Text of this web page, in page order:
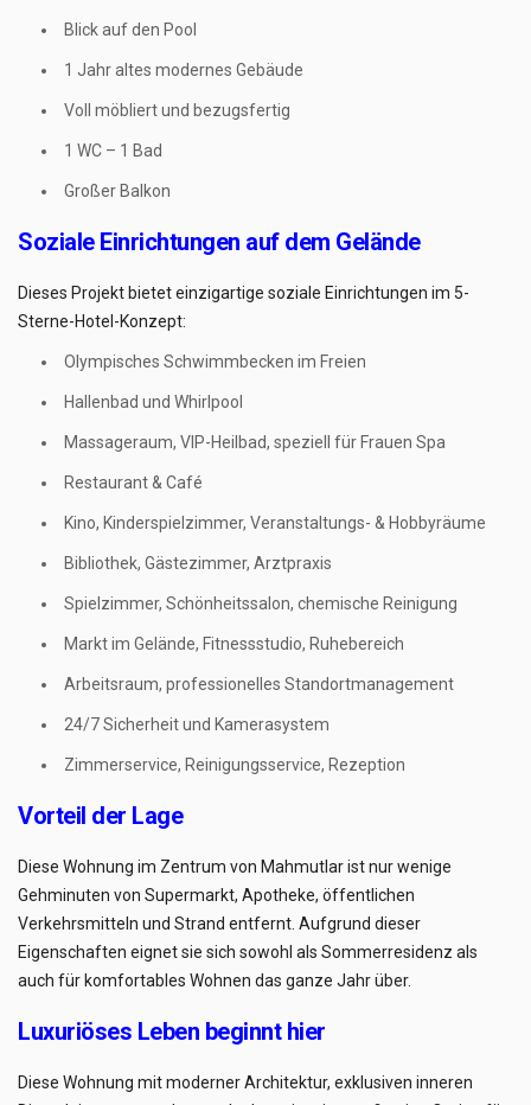
Blick auf den Pool
1 Jahr altes modernes Gebäude
Voll möbliert und bezugsfertig
1 WC – 1 Bad
Großer Balkon
Soziale Einrichtungen auf dem Gelände
Dieses Projekt bietet einzigartige soziale Einrichtungen im 5-
Sterne-Hotel-Konzept:
Olympisches Schwimmbecken im Freien
Hallenbad und Whirlpool
Massageraum, VIP-Heilbad, speziell für Frauen Spa
Restaurant & Café
Kino, Kinderspielzimmer, Veranstaltungs- & Hobbyräume
Bibliothek, Gästezimmer, Arztpraxis
Spielzimmer, Schönheitssalon, chemische Reinigung
Markt im Gelände, Fitnessstudio, Ruhebereich
Arbeitsraum, professionelles Standortmanagement
24/7 Sicherheit und Kamerasystem
Zimmerservice, Reinigungsservice, Rezeption
Vorteil der Lage
Diese Wohnung im Zentrum von Mahmutlar ist nur wenige
Gehminuten von Supermarkt, Apotheke, öffentlichen
Verkehrsmitteln und Strand entfernt. Aufgrund dieser
Eigenschaften eignet sie sich sowohl als Sommerresidenz als
auch für komfortables Wohnen das ganze Jahr über.
Luxuriöses Leben beginnt hier
Diese Wohnung mit moderner Architektur, exklusiven inneren